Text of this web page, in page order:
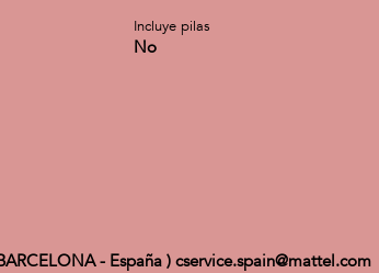
Incluye pilas
No
- España ) cservice.spain@mattel.com